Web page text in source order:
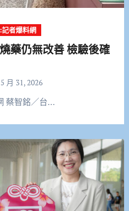
者爆料網
藥仍無改善 檢驗後確
5 月 31, 2026
蔡智銘／台…